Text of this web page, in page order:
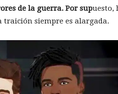
de la guerra. Por supuesto,
traición siempre es alargada.